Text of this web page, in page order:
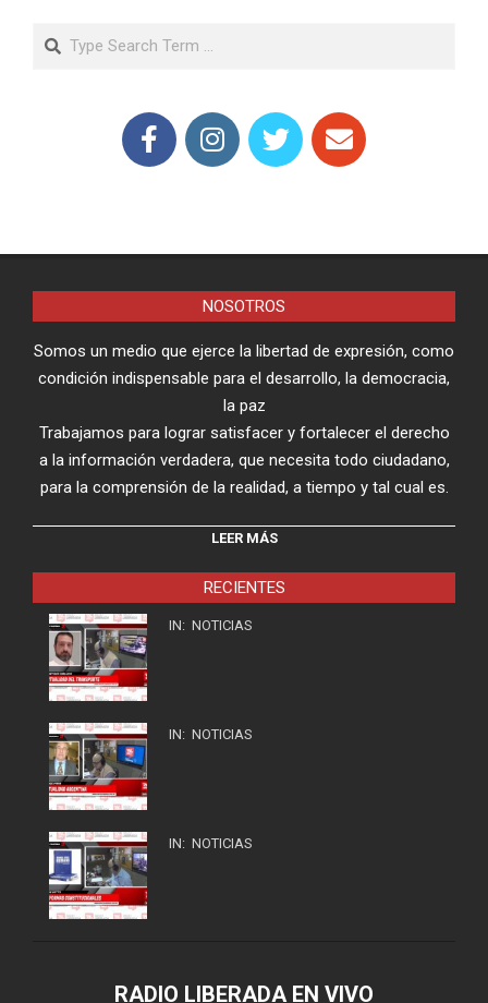
Search
NOSOTROS
Somos un medio que ejerce la libertad de expresión, como
condición indispensable para el desarrollo, la democracia,
la paz
Trabajamos para lograr satisfacer y fortalecer el derecho
a la información verdadera, que necesita todo ciudadano,
para la comprensión de la realidad, a tiempo y tal cual es.
LEER MÁS
RECIENTES
IN: NOTICIAS
IN: NOTICIAS
IN: NOTICIAS
RADIO LIBERADA EN VIVO